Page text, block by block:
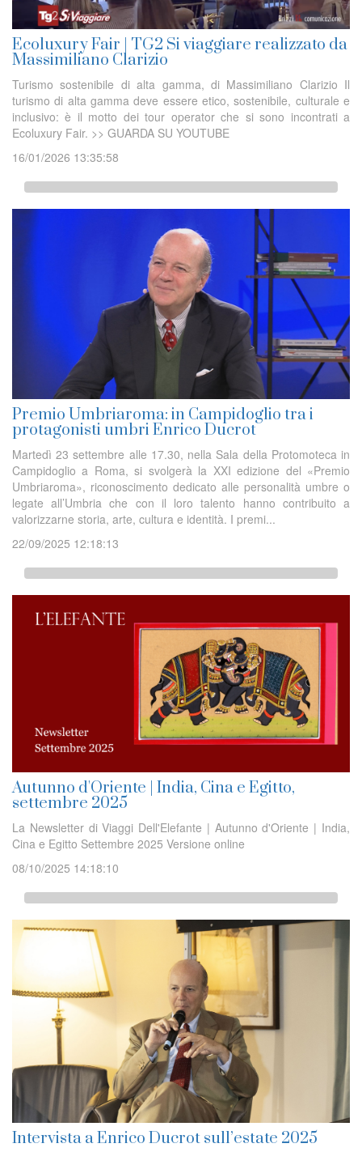
Ecoluxury Fair | TG2 Si viaggiare realizzato da
Massimiliano Clarizio
Turismo sostenibile di alta gamma, di Massimiliano Clarizio Il
turismo di alta gamma deve essere etico, sostenibile, culturale e
inclusivo: è il motto dei tour operator che si sono incontrati a
Ecoluxury Fair. >> GUARDA SU YOUTUBE
16/01/2026 13:35:58
Premio Umbriaroma: in Campidoglio tra i
protagonisti umbri Enrico Ducrot
Martedì 23 settembre alle 17.30, nella Sala della Protomoteca in
Campidoglio a Roma, si svolgerà la XXI edizione del «Premio
Umbriaroma», riconoscimento dedicato alle personalità umbre o
legate all’Umbria che con il loro talento hanno contribuito a
valorizzarne storia, arte, cultura e identità. I premi...
22/09/2025 12:18:13
Autunno d'Oriente | India, Cina e Egitto,
settembre 2025
La Newsletter di Viaggi Dell'Elefante | Autunno d'Oriente | India,
Cina e Egitto Settembre 2025 Versione online
08/10/2025 14:18:10
Intervista a Enrico Ducrot sull’estate 2025